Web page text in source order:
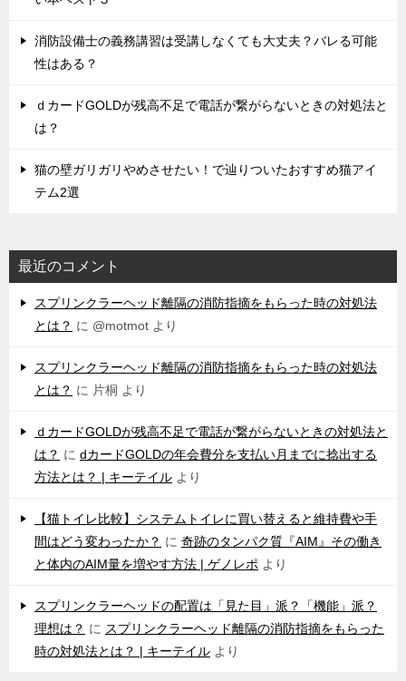
消防設備士の義務講習は受講しなくても大丈夫？バレる可能
性はある？
ｄカードGOLDが残高不足で電話が繋がらないときの対処法と
は？
猫の壁ガリガリやめさせたい！で辿りついたおすすめ猫アイ
テム2選
最近のコメント
スプリンクラーヘッド離隔の消防指摘をもらった時の対処法
とは？ に @motmot より
スプリンクラーヘッド離隔の消防指摘をもらった時の対処法
とは？ に 片桐 より
ｄカードGOLDが残高不足で電話が繋がらないときの対処法と
は？ に dカードGOLDの年会費分を支払い月までに捻出する
方法とは？ | キーテイル より
【猫トイレ比較】システムトイレに買い替えると維持費や手
間はどう変わったか？ に 奇跡のタンパク質『AIM』その働き
と体内のAIM量を増やす方法 | ゲノレポ より
スプリンクラーヘッドの配置は「見た目」派？「機能」派？
理想は？ に スプリンクラーヘッド離隔の消防指摘をもらった
時の対処法とは？ | キーテイル より